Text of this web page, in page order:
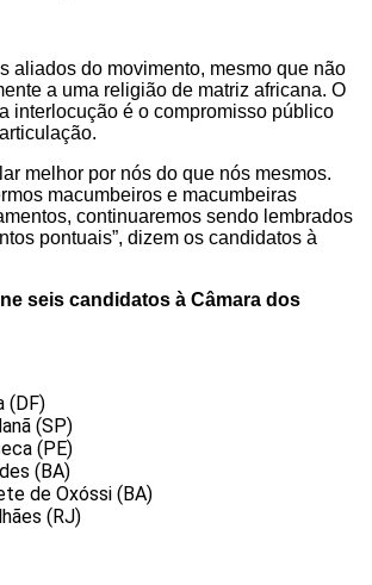
aliados do movimento, mesmo que não
a uma religião de matriz africana. O
interlocução é o compromisso público
melhor por nós do que nós mesmos.
macumbeiros e macumbeiras
continuaremos sendo lembrados
pontuais”, dizem os candidatos à
seis candidatos à Câmara dos
(DF)
(SP)
(PE)
(BA)
de Oxóssi (BA)
(RJ)